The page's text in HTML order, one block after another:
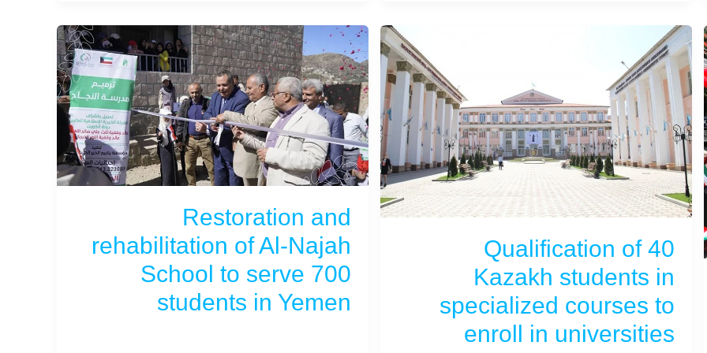
Qualification of 40
Kazakh students in
specialized courses to
enroll in universities
Restoration and
rehabilitation of Al-Najah
School to serve 700
students in Yemen